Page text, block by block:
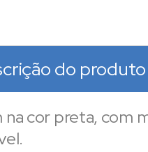
do produto
cor preta, com